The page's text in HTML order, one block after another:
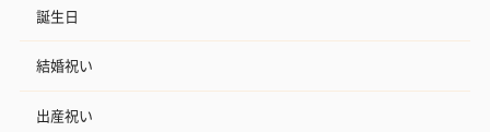
誕生日
結婚祝い
出産祝い